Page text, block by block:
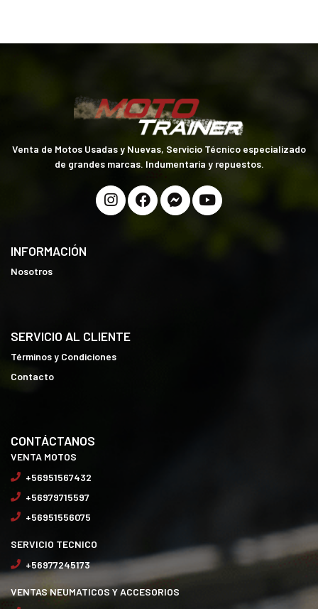
Venta de Motos Usadas y Nuevas, Servicio Técnico especializado
de grandes marcas. Indumentaria y repuestos.
INFORMACIÓN
Nosotros
SERVICIO AL CLIENTE
Términos y Condiciones
Contacto
CONTÁCTANOS
VENTA MOTOS
+56951567432
+56979715597
+56951556075
SERVICIO TECNICO
+56977245173
VENTAS NEUMATICOS Y ACCESORIOS